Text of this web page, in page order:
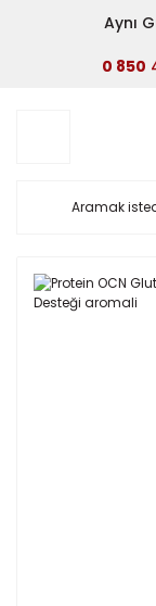
Aynı
0 850